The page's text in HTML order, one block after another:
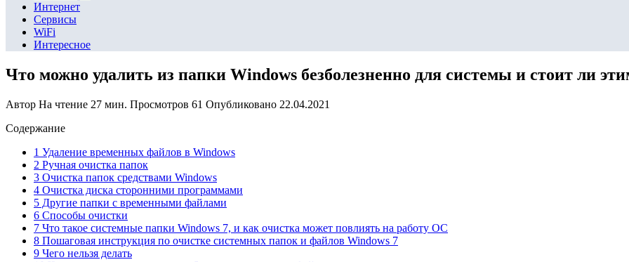
Интернет
Сервисы
WiFi
Интересное
Что можно удалить из папки Windows безболезненно для системы и стоит ли
Автор На чтение 27 мин. Просмотров 61 Опубликовано 22.04.2021
Содержание
1 Удаление временных файлов в Windows
2 Ручная очистка папок
3 Очистка папок средствами Windows
4 Очистка диска сторонними программами
5 Другие папки с временными файлами
6 Способы очистки
7 Что такое системные папки Windows 7, и как очистка может повлиять на работу ОС
8 Пошаговая инструкция по очистке системных папок и файлов Windows 7
9 Чего нельзя делать